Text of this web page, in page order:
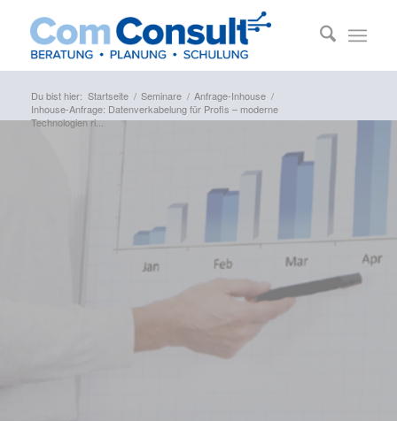
Du bist hier: Startseite / Seminare / Anfrage-Inhouse /
Inhouse-Anfrage: Datenverkabelung für Profis – moderne
Technologien ri...